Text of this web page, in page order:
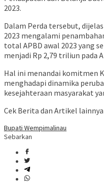
2023.
Dalam Perda tersebut,
2023 mengalami
total APBD awal 2023 yang
menjadi Rp 2,79 triliun pada
Hal ini menandai komitmen
menghadapi dinamika
kesejahteraan masyarakat
Cek Berita dan Artikel
Bupati Wempimalinau
Sebarkan